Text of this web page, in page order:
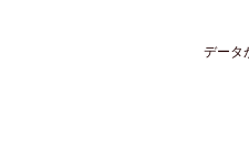
データ